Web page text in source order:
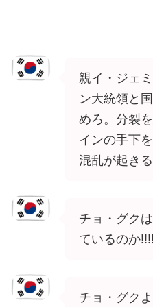
親イ・ジェ
ン大統領と
めろ。分裂
インの手下
混乱が起きる
チョ・グク
ているのか
チョ・グク